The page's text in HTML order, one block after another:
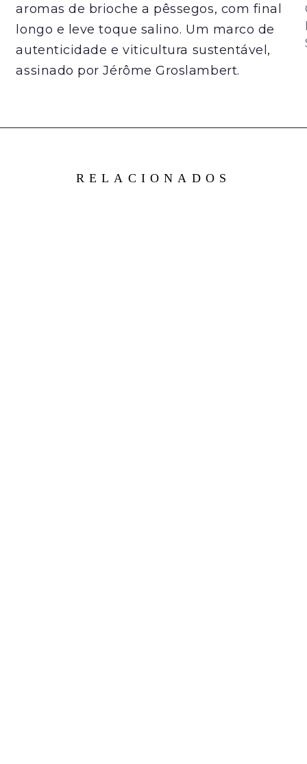
aromas de brioche a pêssegos, com final
longo e leve toque salino. Um marco de
autenticidade e viticultura sustentável,
assinado por Jérôme Groslambert.
RELACIONADOS